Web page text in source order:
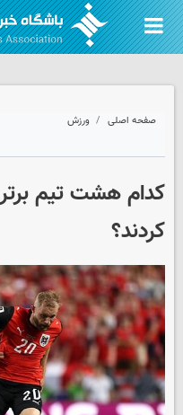
صفحه اصلی ورزش
کدام هشت تیم
کردند؟